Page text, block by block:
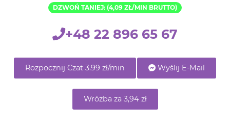
DZWOŃ TANIEJ: (4,09 ZŁ/MIN BRUTTO)
+48 22 896 65 67
Rozpocznij Czat 3.99 zł/min Wyślij E-Mail
Wróżba za 3,94 zł